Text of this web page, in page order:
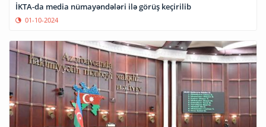
İKTA-da media nümayəndələri ilə görüş keçirilib
01-10-2024